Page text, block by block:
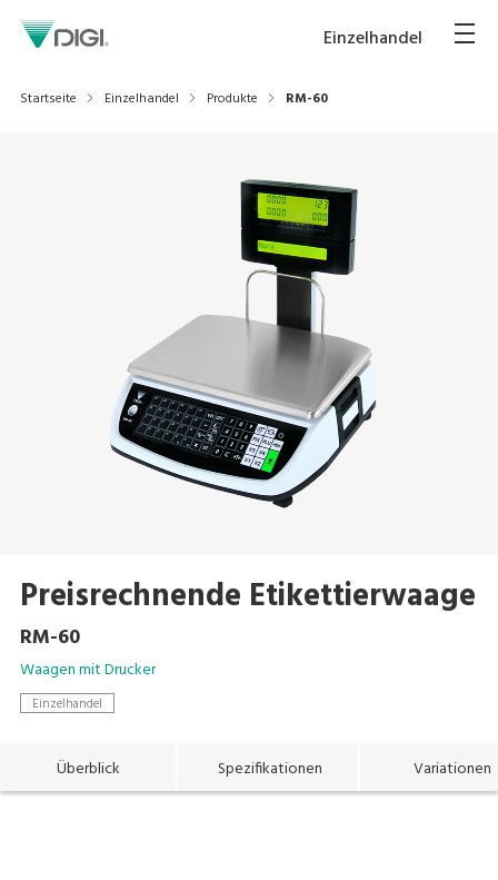
Einzelhandel
Startseite Einzelhandel Produkte RM-60
Preisrechnende Etikettierwaage
RM-60
Waagen mit Drucker
Einzelhandel
Überblick Spezifikationen Variationen